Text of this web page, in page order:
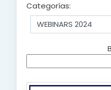
Categorías: